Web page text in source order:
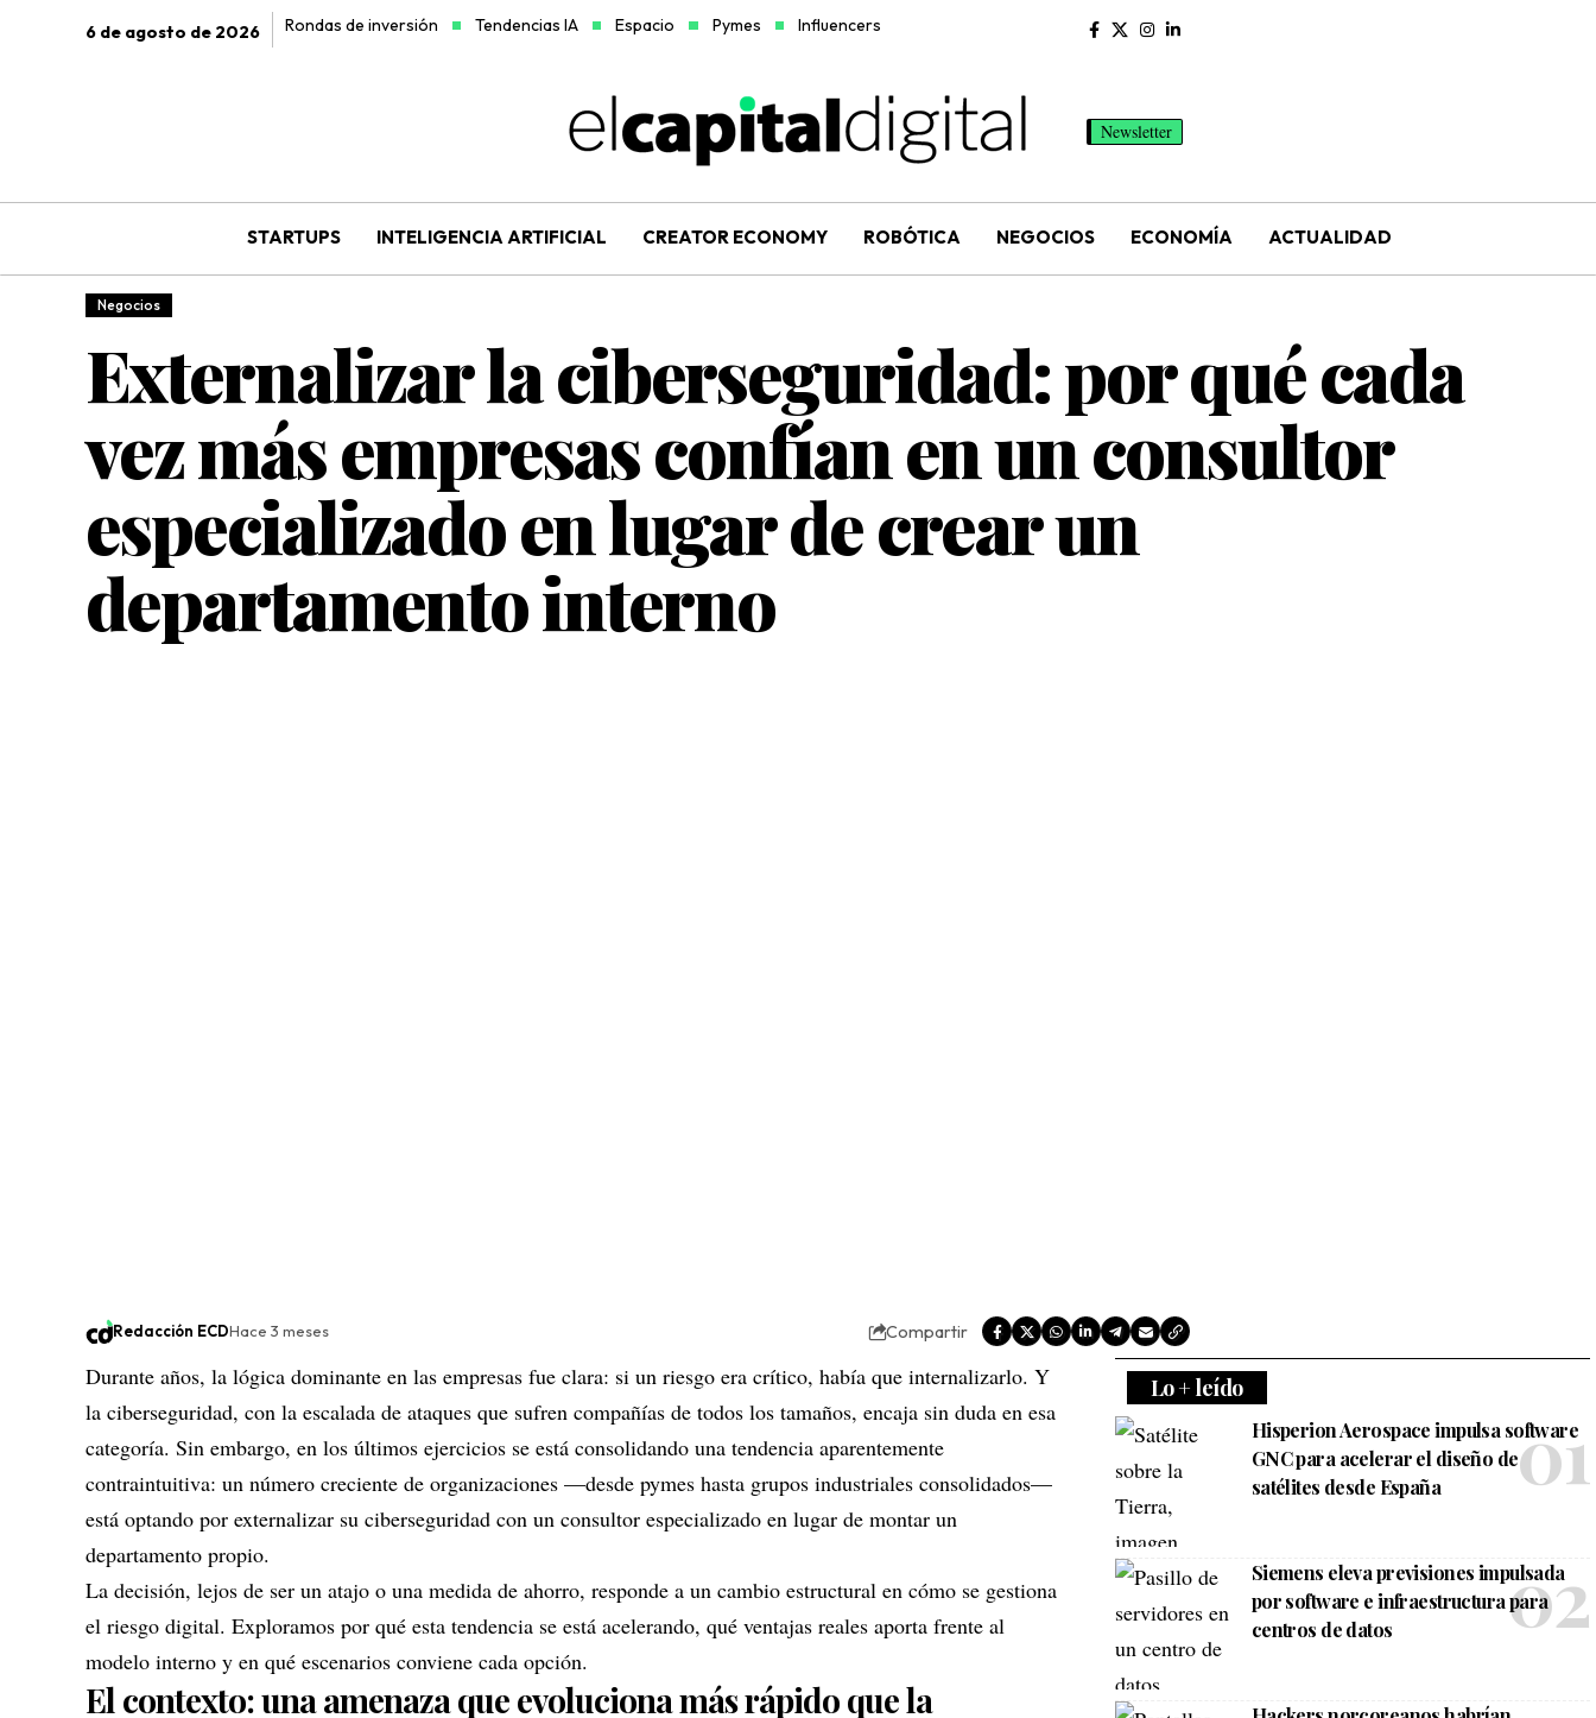
6 de agosto de 2026 Rondas de inversión Tendencias IA Espacio Pymes Influencers
Newsletter
STARTUPS INTELIGENCIA ARTIFICIAL CREATOR ECONOMY ROBÓTICA NEGOCIOS ECONOMÍA ACTUALIDAD
Negocios
Externalizar la ciberseguridad: por qué cada
vez más empresas confían en un consultor
especializado en lugar de crear un
departamento interno
Redacción ECDHace 3 meses Compartir
Durante años, la lógica dominante en las empresas fue clara: si un riesgo era crítico, había que internalizarlo. Y
la ciberseguridad, con la escalada de ataques que sufren compañías de todos los tamaños, encaja sin duda en esa
categoría. Sin embargo, en los últimos ejercicios se está consolidando una tendencia aparentemente
contraintuitiva: un número creciente de organizaciones —desde pymes hasta grupos industriales consolidados—
está optando por externalizar su ciberseguridad con un consultor especializado en lugar de montar un
departamento propio.
La decisión, lejos de ser un atajo o una medida de ahorro, responde a un cambio estructural en cómo se gestiona
el riesgo digital. Exploramos por qué esta tendencia se está acelerando, qué ventajas reales aporta frente al
modelo interno y en qué escenarios conviene cada opción.
El contexto: una amenaza que evoluciona más rápido que la
Lo + leído
Hisperion Aerospace impulsa software
GNC para acelerar el diseño de
satélites desde España
Siemens eleva previsiones impulsada
por software e infraestructura para
centros de datos